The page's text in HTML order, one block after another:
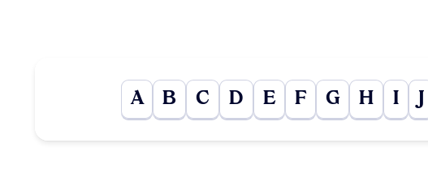
A B C D E F G H I